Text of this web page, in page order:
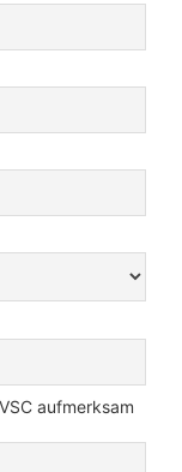
aufmerksam